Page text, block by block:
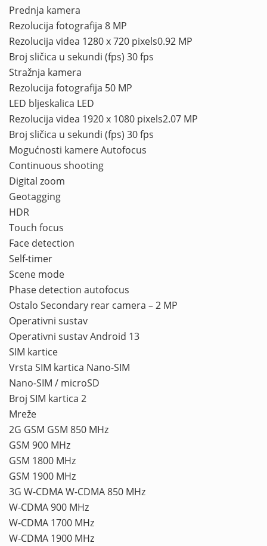
Prednja kamera
Rezolucija fotografija 8 MP
Rezolucija videa 1280 x 720 pixels0.92 MP
Broj sličica u sekundi (fps) 30 fps
Stražnja kamera
Rezolucija fotografija 50 MP
LED bljeskalica LED
Rezolucija videa 1920 x 1080 pixels2.07 MP
Broj sličica u sekundi (fps) 30 fps
Mogućnosti kamere Autofocus
Continuous shooting
Digital zoom
Geotagging
HDR
Touch focus
Face detection
Self-timer
Scene mode
Phase detection autofocus
Ostalo Secondary rear camera – 2 MP
Operativni sustav
Operativni sustav Android 13
SIM kartice
Vrsta SIM kartica Nano-SIM
Nano-SIM / microSD
Broj SIM kartica 2
Mreže
2G GSM GSM 850 MHz
GSM 900 MHz
GSM 1800 MHz
GSM 1900 MHz
3G W-CDMA W-CDMA 850 MHz
W-CDMA 900 MHz
W-CDMA 1700 MHz
W-CDMA 1900 MHz